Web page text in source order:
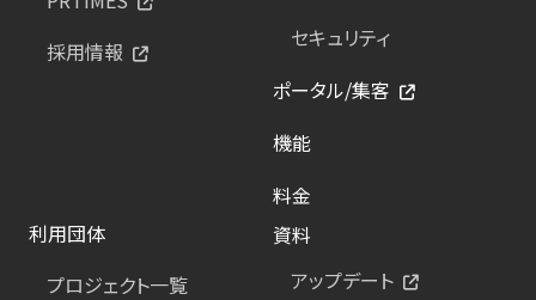
採用情報
セキュリティ
ポータル/集客
機能
料金
利用団体
プロジェクト一覧
資料
アップデート